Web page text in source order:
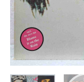
VINIL